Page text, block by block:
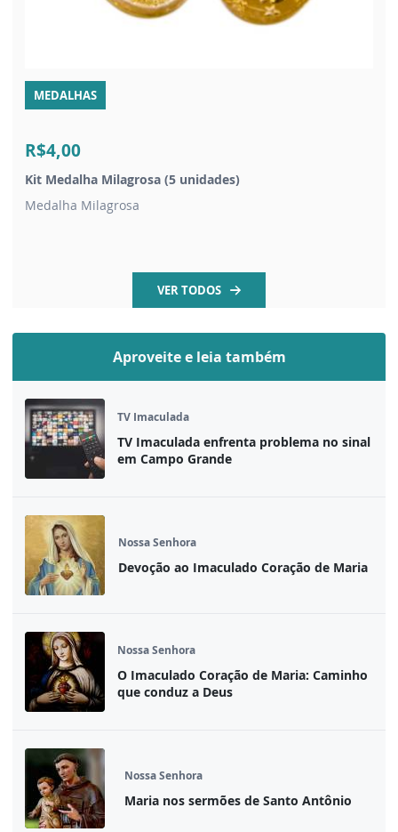
MEDALHAS
R$4,00
Kit Medalha Milagrosa (5 unidades)
Medalha Milagrosa
VER TODOS
Aproveite e leia também
TV Imaculada
TV Imaculada enfrenta problema no sinal
em Campo Grande
Nossa Senhora
Devoção ao Imaculado Coração de Maria
Nossa Senhora
O Imaculado Coração de Maria: Caminho
que conduz a Deus
Nossa Senhora
Maria nos sermões de Santo Antônio